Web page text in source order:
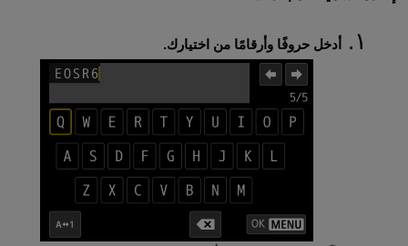
أدخل حروفًا وأرقامًا من اختيارك.